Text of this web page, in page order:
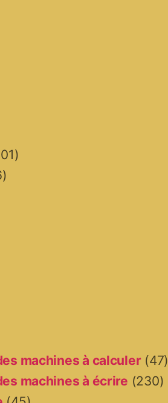
machines à calculer(47)
machines à écrire (230)